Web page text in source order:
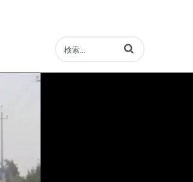
動画の検索語句を入力